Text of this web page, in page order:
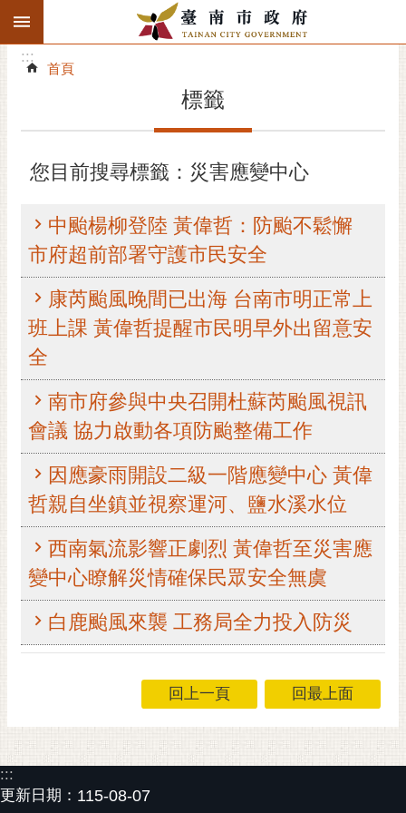
跳到主要內容區塊
搜
階
精彩府城
市府團隊
主題服務
市政資訊
市民互動
黃
偉
螢
光
泉
桐
祭
導
覽
訂
:::
:::
首頁
標籤
您目前搜尋標籤：災害應變中心
中颱楊柳登陸 黃偉哲：防颱不鬆懈
市府超前部署守護市民安全
康芮颱風晚間已出海 台南市明正常上
班上課 黃偉哲提醒市民明早外出留意安
全
南市府參與中央召開杜蘇芮颱風視訊
會議 協力啟動各項防颱整備工作
因應豪雨開設二級一階應變中心 黃偉
哲親自坐鎮並視察運河、鹽水溪水位
西南氣流影響正劇烈 黃偉哲至災害應
變中心瞭解災情確保民眾安全無虞
白鹿颱風來襲 工務局全力投入防災
回上一頁 回最上面
:::
更新日期： 115-08-07